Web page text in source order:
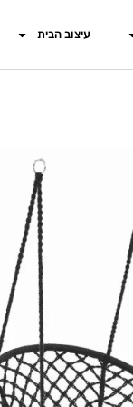
עיצוב הבית